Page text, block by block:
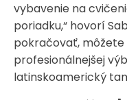
vybavenie na
poriadku,“ hovorí
pokračovať,
profesionálnejšej
latinskoamerický